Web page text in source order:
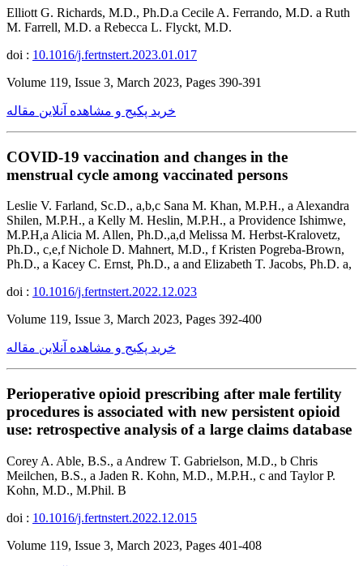
Elliott G. Richards, M.D., Ph.D.a Cecile A. Ferrando, M.D. a Ruth
M. Farrell, M.D. a Rebecca L. Flyckt, M.D.
doi : 10.1016/j.fertnstert.2023.01.017
Volume 119, Issue 3, March 2023, Pages 390-391
خرید پکیج و مشاهده آنلاین مقاله
COVID-19 vaccination and changes in the
menstrual cycle among vaccinated persons
Leslie V. Farland, Sc.D., a,b,c Sana M. Khan, M.P.H., a Alexandra
Shilen, M.P.H., a Kelly M. Heslin, M.P.H., a Providence Ishimwe,
M.P.H,a Alicia M. Allen, Ph.D.,a,d Melissa M. Herbst-Kralovetz,
Ph.D., c,e,f Nichole D. Mahnert, M.D., f Kristen Pogreba-Brown,
Ph.D., a Kacey C. Ernst, Ph.D., a and Elizabeth T. Jacobs, Ph.D. a,
doi : 10.1016/j.fertnstert.2022.12.023
Volume 119, Issue 3, March 2023, Pages 392-400
خرید پکیج و مشاهده آنلاین مقاله
Perioperative opioid prescribing after male fertility
procedures is associated with new persistent opioid
use: retrospective analysis of a large claims database
Corey A. Able, B.S., a Andrew T. Gabrielson, M.D., b Chris
Meilchen, B.S., a Jaden R. Kohn, M.D., M.P.H., c and Taylor P.
Kohn, M.D., M.Phil. B
doi : 10.1016/j.fertnstert.2022.12.015
Volume 119, Issue 3, March 2023, Pages 401-408